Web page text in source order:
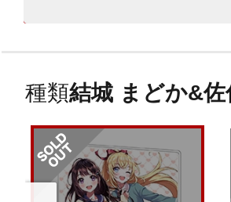
種類結城 まどか&佐